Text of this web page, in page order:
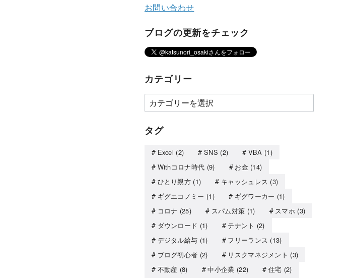
お問い合わせ
ブログの更新をチェック
カテゴリー
タグ
Excel (2) SNS (2) VBA (1)
Withコロナ時代 (9) お金(14)
ひとり親方 (1) キャッシュレス (3)
ギグエコノミー (1) ギグワーカー (1)
コロナ (25) スパム対策 (1) スマホ (3)
ダウンロード (1) テナント (2)
デジタル給与 (1) フリーランス (13)
ブログ初心者 (2) リスクマネジメント (3)
不動産 (8) 中小企業 (22) 住宅 (2)